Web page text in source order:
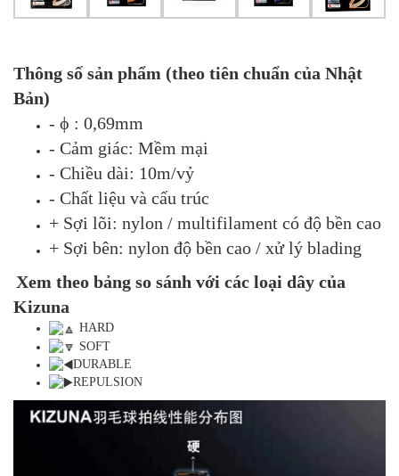
Thông số sản phẩm (theo tiên chuẩn của Nhật
Bản)
- ϕ : 0,69mm
- Cảm giác: Mềm mại
- Chiều dài: 10m/vỷ
- Chất liệu và cấu trúc
+ Sợi lõi: nylon / multifilament có độ bền cao
+ Sợi bên: nylon độ bền cao / xử lý blading
Xem theo bảng so sánh với các loại dây của
Kizuna
HARD
SOFT
DURABLE
REPULSION